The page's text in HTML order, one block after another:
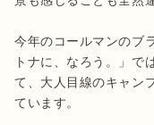
今年のコールマンのブ
トナに、なろう。」で
て、大人目線のキャン
ています。